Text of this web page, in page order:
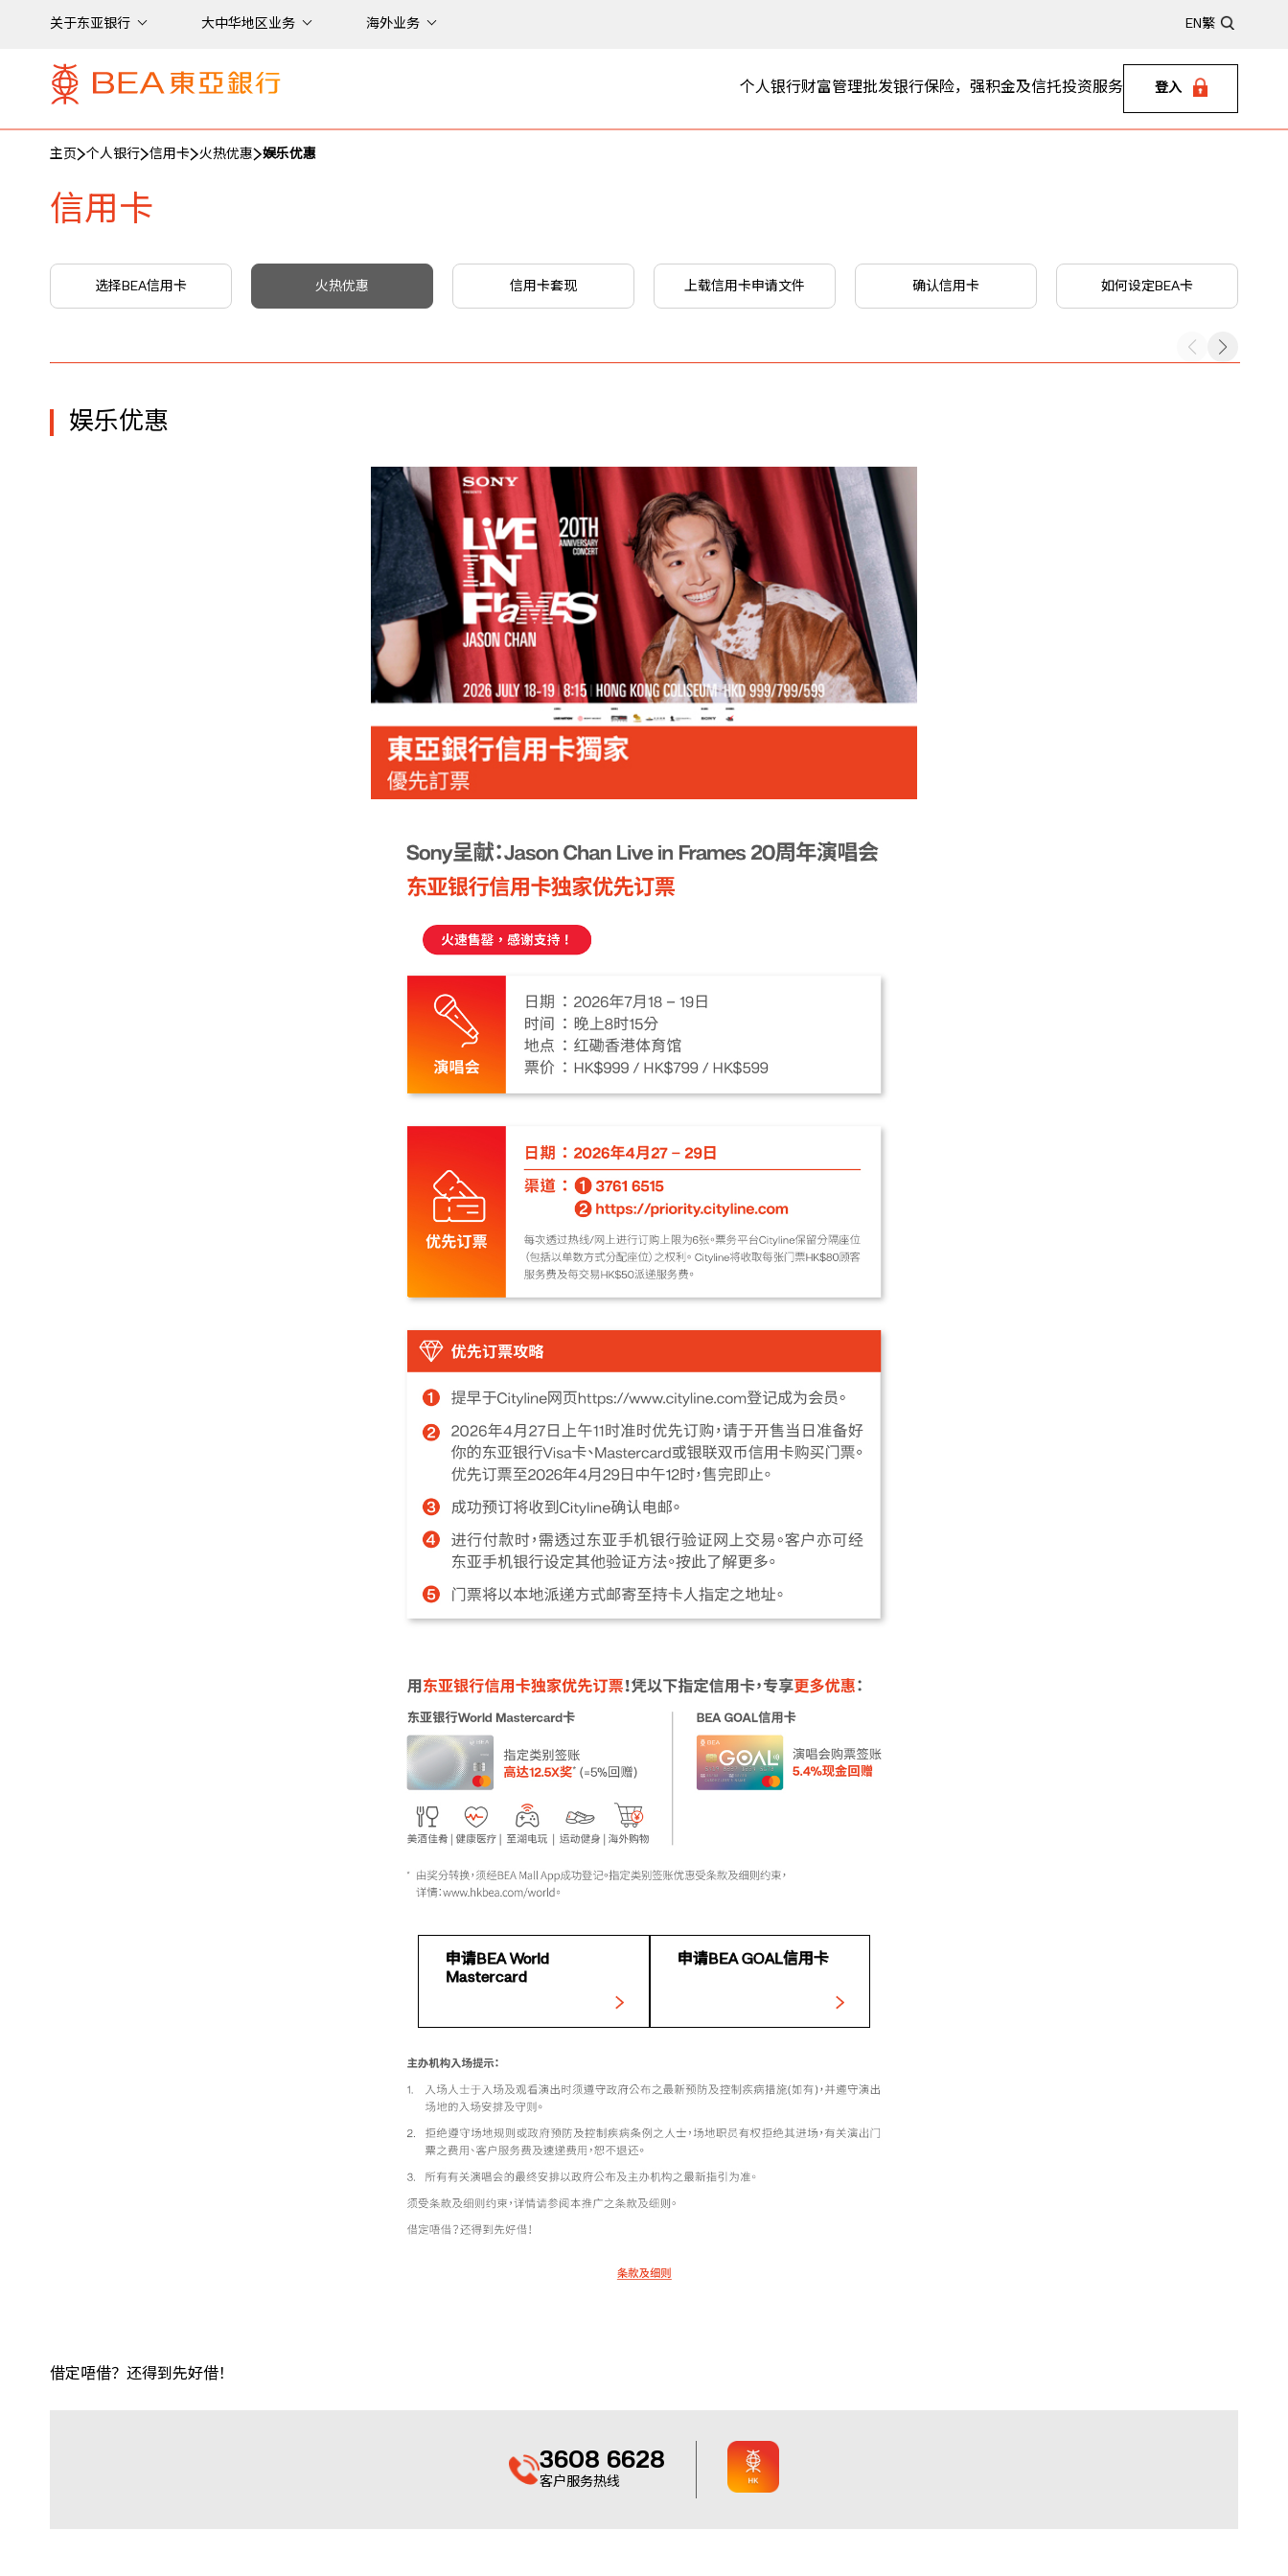
关于东亚银行 大中华地区业务 海外业务 EN 繁
个人银行财富管理批发银行保险，强积金及信托投资服务 登入
主页 个人银行 信用卡 火热优惠 娱乐优惠
信用卡
选择BEA信用卡 火热优惠 信用卡套现 上载信用卡申请文件 确认信用卡 如何设定BEA卡
娱乐优惠
申请BEA World
Mastercard
申请BEA GOAL信用卡
借定唔借？还得到先好借！
3608 6628
客户服务热线